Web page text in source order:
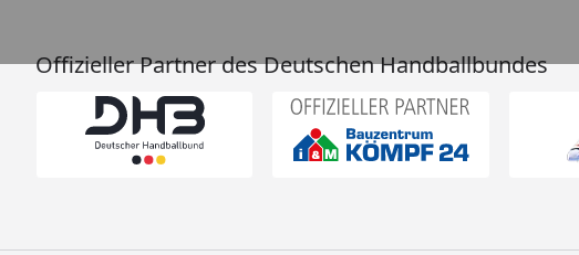
Offizieller Partner des Deutschen Handballbundes